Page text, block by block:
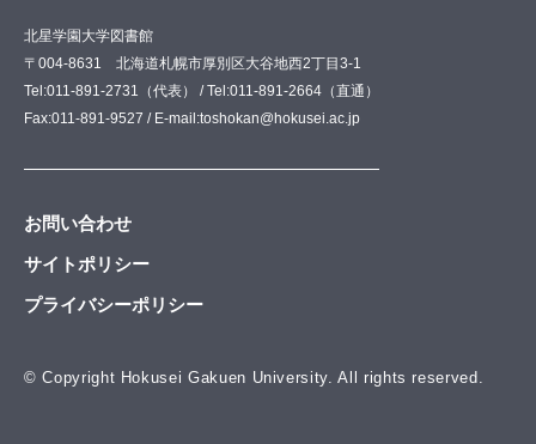
北星学園大学図書館
〒004-8631 北海道札幌市厚別区大谷地西2丁目3-1
Tel:011-891-2731（代表） / Tel:011-891-2664（直通）
Fax:011-891-9527 / E-mail:toshokan@hokusei.ac.jp
お問い合わせ
サイトポリシー
プライバシーポリシー
© Copyright Hokusei Gakuen University. All rights reserved.